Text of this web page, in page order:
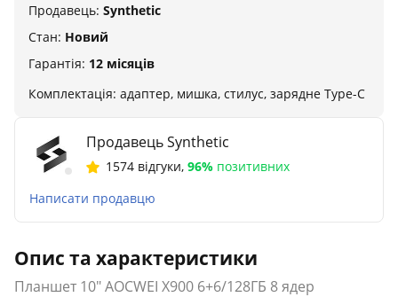
Продавець: Synthetic
Стан: Новий
Гарантія: 12 місяців
Комплектація: адаптер, мишка, стилус, зарядне Type-С
Продавець Synthetic
1574 відгуки, 96% позитивних
Написати продавцю
Опис та характеристики
Планшет 10" AOCWEI X900 6+6/128ГБ 8 ядер